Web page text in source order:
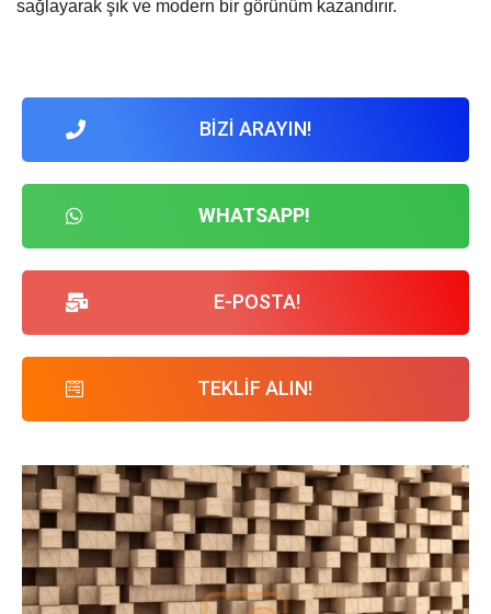
sağlayarak şık ve modern bir görünüm kazandırır.
BİZİ ARAYIN!
WHATSAPP!
E-POSTA!
TEKLİF ALIN!